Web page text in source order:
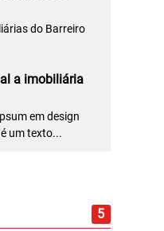
do Barreiro
a imobiliária
em design
um texto...
5